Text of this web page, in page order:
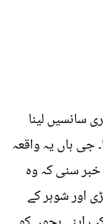
سانسیں لینا
جی ہاں یہ واقعہ
سنی کہ وہ
اور شوہر کے